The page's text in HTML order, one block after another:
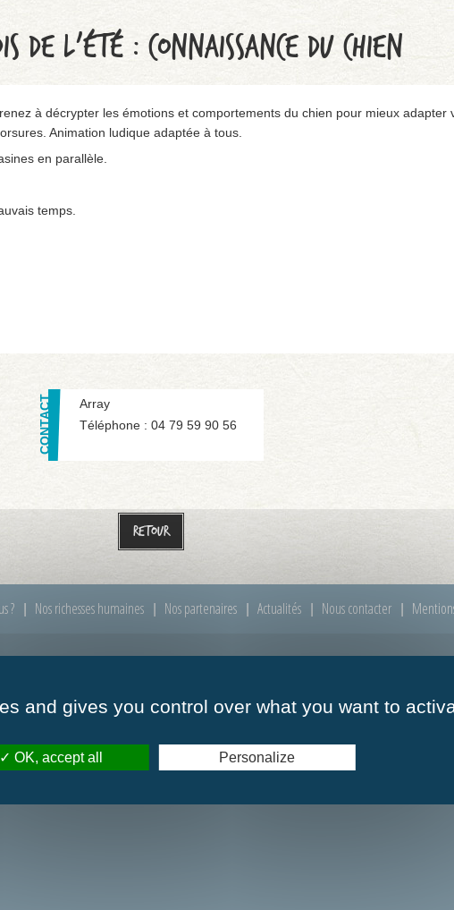
DE L’ÉTÉ : CONNAISSANCE DU CHIEN
à décrypter les émotions et comportements du chien pour mieux adapter
Animation ludique adaptée à tous.
en parallèle.
temps.
Array
Téléphone : 04 79 59 90 56
Retour
? Nos richesses humaines Nos partenaires Actualités Nous contacter
Mardi : de 09h00 à 12h00 Mercredi :
de 09h00 à 12h00
de 09h00 à 12h00
and gives you control over what you want to
OK, accept all Personalize